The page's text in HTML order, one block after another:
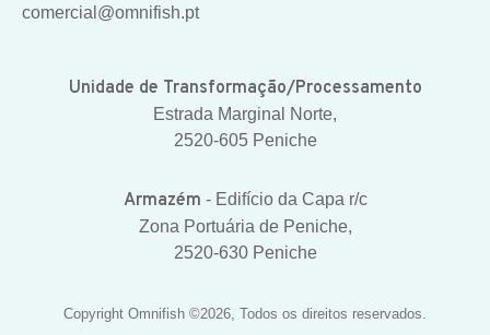
comercial@omnifish.pt
Unidade de Transformação/Processamento
Estrada Marginal Norte,
2520-605 Peniche
Armazém - Edifício da Capa r/c
Zona Portuária de Peniche,
2520-630 Peniche
Copyright Omnifish ©2026, Todos os direitos reservados.